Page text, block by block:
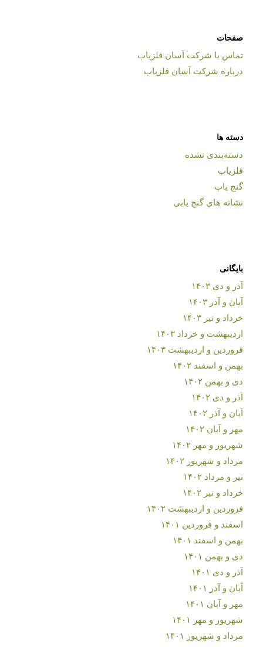
صفحات
تماس با شرکت آسان فلزیاب
درباره شرکت آسان فلزیاب
دسته ها
دسته‌بندی نشده
فلزیاب
گنج یاب
نشانه های گنج یابی
بایگانی
آذر و دی ۱۴۰۳
آبان و آذر ۱۴۰۳
خرداد و تیر ۱۴۰۳
اردیبهشت و خرداد ۱۴۰۳
فروردین و اردیبهشت ۱۴۰۳
بهمن و اسفند ۱۴۰۲
دی و بهمن ۱۴۰۲
آذر و دی ۱۴۰۲
آبان و آذر ۱۴۰۲
مهر و آبان ۱۴۰۲
شهریور و مهر ۱۴۰۲
مرداد و شهریور ۱۴۰۲
تیر و مرداد ۱۴۰۲
خرداد و تیر ۱۴۰۲
فروردین و اردیبهشت ۱۴۰۲
اسفند و فروردین ۱۴۰۱
بهمن و اسفند ۱۴۰۱
دی و بهمن ۱۴۰۱
آذر و دی ۱۴۰۱
آبان و آذر ۱۴۰۱
مهر و آبان ۱۴۰۱
شهریور و مهر ۱۴۰۱
مرداد و شهریور ۱۴۰۱